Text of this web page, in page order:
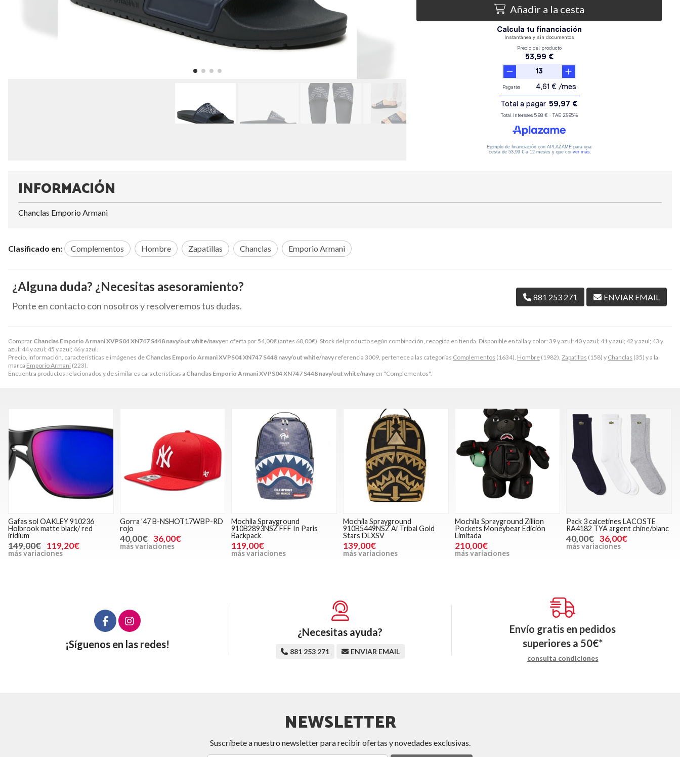
Añadir a la cesta
Comprar Chanclas Emporio Armani XVPS04 XN747 S448 navy/out white/navyen oferta por 54,00€ (antes 60,00€). Stock del producto según combinación, recogida en tienda. Disponible en talla y color: 39 y azul; 40 y azul; 41 y azul; 42 y azul; 43 y
azul; 44 y azul; 45 y azul; 46 y azul.
Precio, información, características e imágenes de Chanclas Emporio Armani XVPS04 XN747 S448 navy/out white/navy referencia 3009, pertenece a las categorías Complementos (1634), Hombre (1982), Zapatillas (158) y Chanclas (35) y a la
marca Emporio Armani (223).
Encuentra productos relacionados y de similares características a Chanclas Emporio Armani XVPS04 XN747 S448 navy/out white/navy en "Complementos".
INFORMACIÓN
Chanclas Emporio Armani
Clasificado en: Complementos Hombre Zapatillas Chanclas Emporio Armani
¿Alguna duda? ¿Necesitas asesoramiento?
Ponte en contacto con nosotros y resolveremos tus dudas.
881 253 271 ENVIAR EMAIL
Gafas sol OAKLEY 910236
Holbrook matte black/ red
iridium
149,00€ 119,20€
más variaciones
Gorra '47 B-NSHOT17WBP-RD
rojo
40,00€ 36,00€
más variaciones
Mochila Sprayground
910B2893NSZ FFF In Paris
Backpack
119,00€
más variaciones
Mochila Sprayground
910B5449NSZ Ai Tribal Gold
Stars DLXSV
139,00€
más variaciones
Mochila Sprayground Zillion
Pockets Moneybear Edición
Limitada
210,00€
más variaciones
Pack 3 calcetines LACOSTE
RA4182 TYA argent chine/blanc
40,00€ 36,00€
más variaciones
¡Síguenos en las redes!
¿Necesitas ayuda?
881 253 271 ENVIAR EMAIL
Envío gratis en pedidos
superiores a 50€*
consulta condiciones
NEWSLETTER
Suscríbete a nuestro newsletter para recibir ofertas y novedades exclusivas.